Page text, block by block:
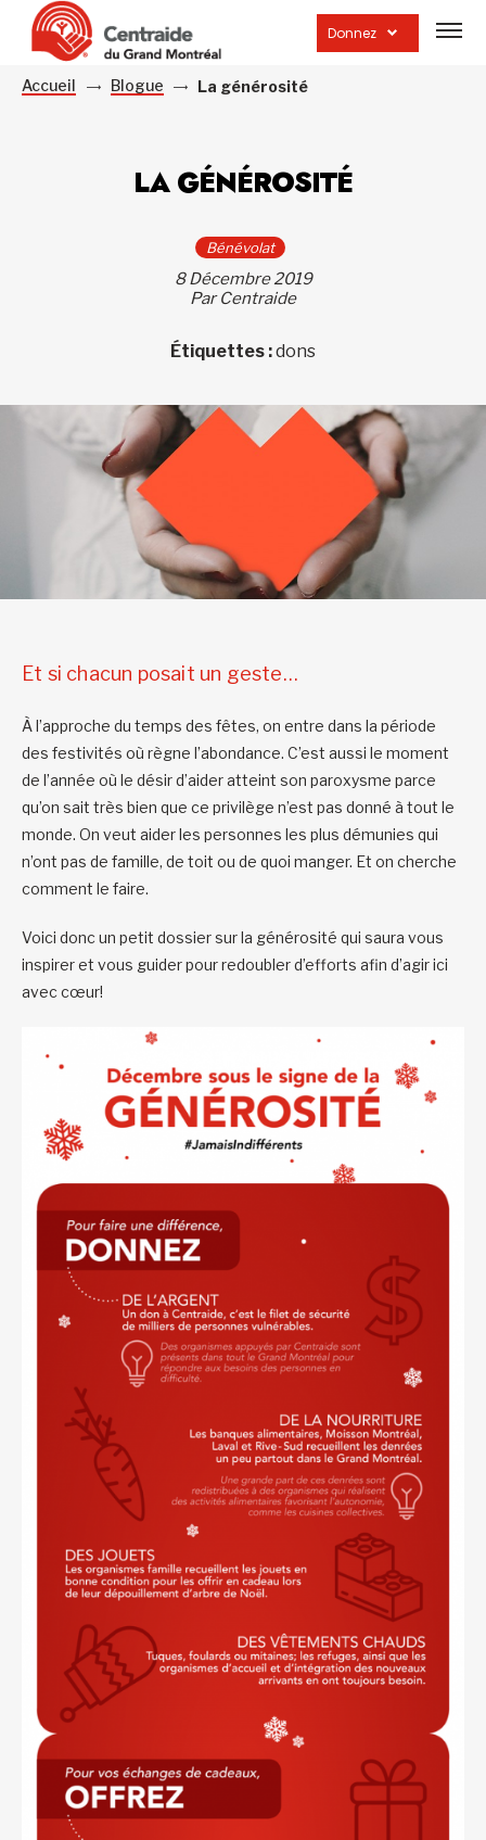
Donnez
la
Accueil Blogue La générosité
LA GÉNÉROSITÉ
Bénévolat
8 Décembre 2019
Par Centraide
Étiquettes :dons
Et si chacun posait un geste…
À l’approche du temps des fêtes, on entre dans la période
des festivités où règne l’abondance. C’est aussi le moment
de l’année où le désir d’aider atteint son paroxysme parce
qu’on sait très bien que ce privilège n’est pas donné à tout le
monde. On veut aider les personnes les plus démunies qui
n’ont pas de famille, de toit ou de quoi manger. Et on cherche
comment le faire.
Voici donc un petit dossier sur la générosité qui saura vous
inspirer et vous guider pour redoubler d’efforts afin d’agir ici
avec cœur!